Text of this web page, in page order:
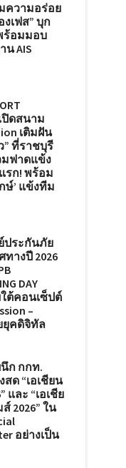
ความอร่อย
เฟส” บุก
ร้อมมอบ
AIS
เปิดสนาม
เติมฝัน
” ที่ราชบุรี
มฟาดแข้ง
รก! พร้อม
ษ์’ แข้งทีม
ประกันภัย
างปี 2026
DAY
ใต้คอนเซ็ปต์
–
ยุคดิจิทัล
นึก กกท.
ด “เอเชียน
และ “เอเชีย
2026” ใน
อย่างเป็น